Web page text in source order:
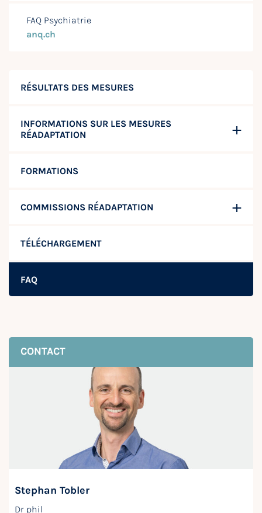
RÉSULTATS DES MESURES
INFORMATIONS SUR LES MESURES
RÉADAPTATION
FORMATIONS
COMMISSIONS RÉADAPTATION
TÉLÉCHARGEMENT
FAQ
CONTACT
Stephan Tobler
Dr phil
FAQ Psychiatrie
anq.ch